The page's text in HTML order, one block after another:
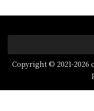
Copyright © 2021-2026